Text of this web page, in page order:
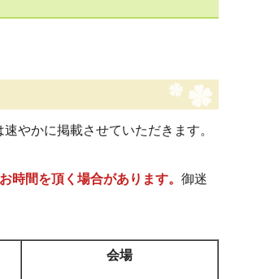
やかに掲載させていただきます。
時間を頂く場合があります。御迷
会場